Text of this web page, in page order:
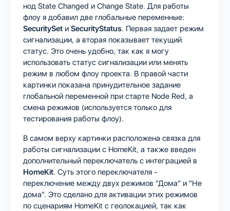
нод State Changed и Change State. Для работы
флоу я добавил две глобальные переменные:
SecuritySet и SecurityStatus. Первая задает режим
сигнализации, а вторая показывает текущий
статус. Это очень удобно, так как я могу
использовать статус сигнализации или менять
режим в любом флоу проекта. В правой части
картинки показана принудительное задание
глобальной переменной при старте Node Red, а
смена режимов (используется только для
тестирования работы флоу).
В самом верху картинки расположена связка для
работы сигнализации с HomeKit, а также введен
дополнительный переключатель с интеграцией в
HomeKit. Суть этого переключателя -
переключение между двух режимов "Дома" и "Не
дома". Это сделано для активации этих режимов
по сценариям HomeKit c геолокацией, так как